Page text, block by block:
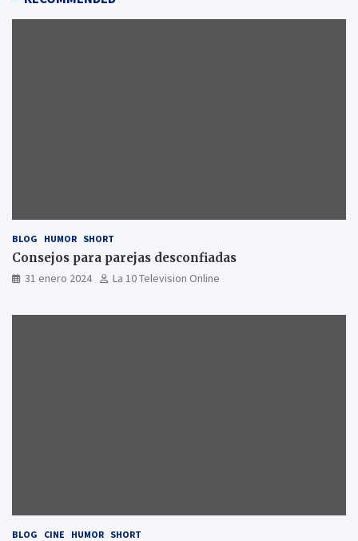
BLOG HUMOR SHORT
Consejos para parejas desconfiadas
31 enero 2024 La 10 Television Online
BLOG CINE HUMOR SHORT